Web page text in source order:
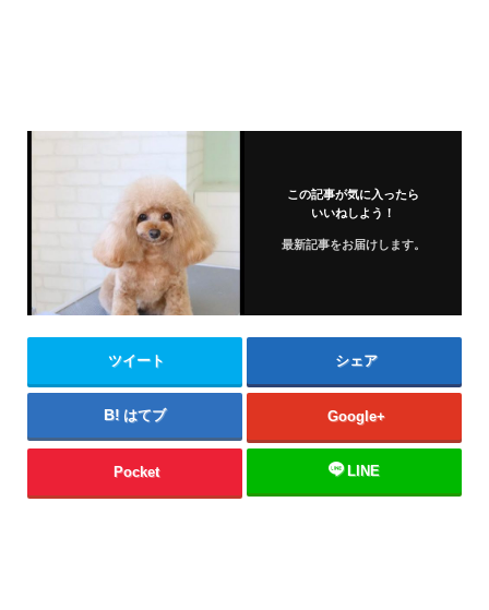
この記事が気に入ったら
いいねしよう！
最新記事をお届けします。
ツイート シェア
はてブ Google+
Pocket LINE